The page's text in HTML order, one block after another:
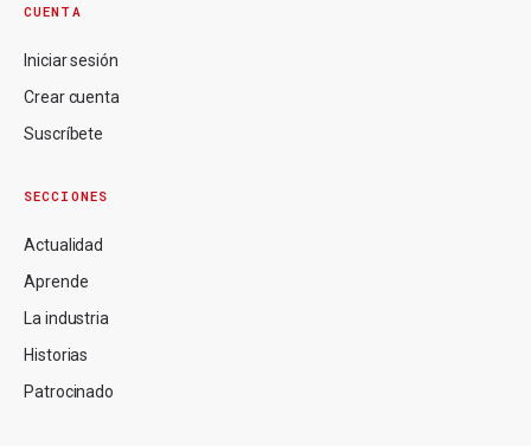
CUENTA
Iniciar sesión
Crear cuenta
Suscríbete
SECCIONES
Actualidad
Aprende
La industria
Historias
Patrocinado